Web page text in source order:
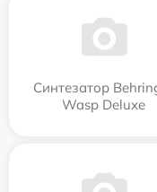
Синтезатор
Wasp Deluxe